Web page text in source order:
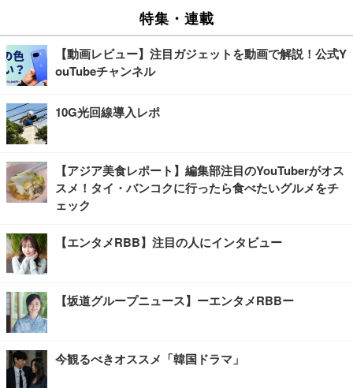
特集・連載
【動画レビュー】注目ガジェットを動画で解説！公式Y
ouTubeチャンネル
10G光回線導入レポ
【アジア美食レポート】編集部注目のYouTuberがオス
スメ！タイ・バンコクに行ったら食べたいグルメをチ
ェック
【エンタメRBB】注目の人にインタビュー
【坂道グループニュース】ーエンタメRBBー
今観るべきオススメ「韓国ドラマ」